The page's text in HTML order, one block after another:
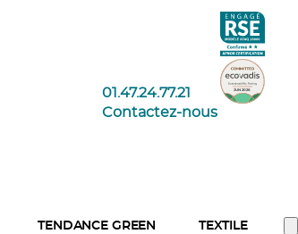
01.47.24.77.21
Contactez-nous
TENDANCE GREEN TEXTILE